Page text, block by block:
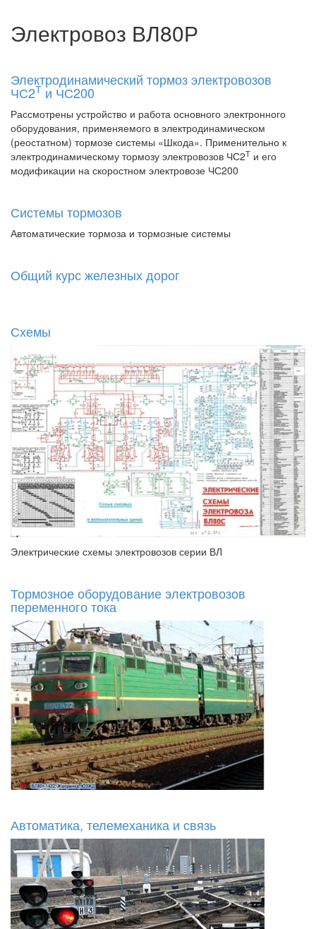
Электровоз ВЛ80Р
Электродинамический тормоз электровозов
ЧС2Т и ЧС200
Рассмотрены устройство и работа основного электронного
оборудования, применяемого в электродинамическом
(реостатном) тормозе системы «Шкода». Применительно к
электродинамическому тормозу электровозов ЧС2Т и его
модификации на скоростном электровозе ЧС200
Системы тормозов
Автоматические тормоза и тормозные системы
Общий курс железных дорог
Схемы
Электрические схемы электровозов серии ВЛ
Тормозное оборудование электровозов
переменного тока
Автоматика, телемеханика и связь